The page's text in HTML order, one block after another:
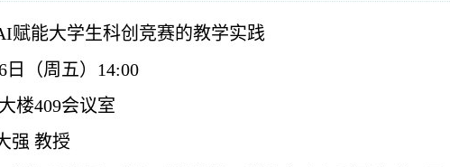
赋能大学生科创竞赛的教学实践
日（周五）14:00
楼409会议室
强 教授